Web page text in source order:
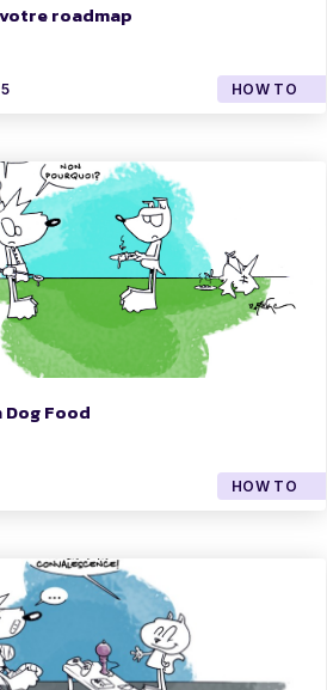
roadmap
HOW TO
Food
HOW TO